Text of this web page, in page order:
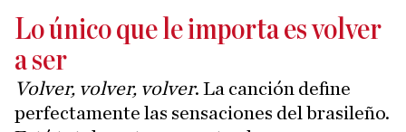
Lo único que le importa es volver
a ser
Volver, volver, volver. La canción define
perfectamente las sensaciones del brasileño.